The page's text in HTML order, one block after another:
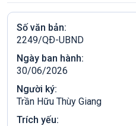
Số văn bản:
2249/QÐ-UBND
Ngày ban hành:
30/06/2026
Người ký:
Trần Hữu Thùy Giang
Trích yếu: